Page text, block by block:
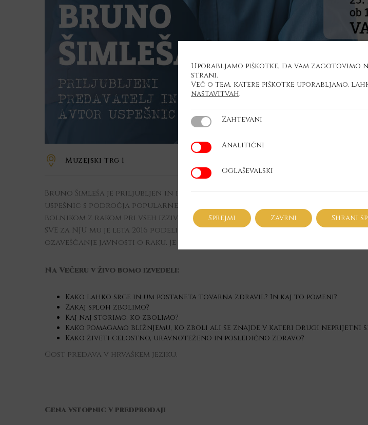
Muzejski trg 1
Bruno Šimleša je priljubljen in priznan sociolog ter avtor, ki podpisuje več
uspešnic s področja popularne psihologije in duhovnosti. Že več kot 15 let
bolnikom z rakom pri vseh izzivih, s katerimi se soočajo. Žensko združenje
SVE za NJU mu je leta 2016 podelilo nagrado VAM za pomoč onkološkim
ozaveščanje javnosti o raku. Je srčen in predan predavatelj o izjemnih
Na Večeru v živo bomo izvedeli:
Kako lahko srce in um postaneta tovarna zdravil? In kaj to pomeni?
Zakaj sploh zbolimo?
Kaj naj storimo, ko zbolimo?
Kako pomagamo bližnjemu, ko zboli ali se znajde v kateri drugi neprijetni
Kako živeti celostno, uravnoteženo in posledično zdravo?
Gost predava v hrvaškem jeziku.
Cena vstopnic v predprodaji
Uporabljamo piškotke, da vam zagotovimo
strani.
Več o tem, katere piškotke uporabljamo,
nastavitvah.
ZahtevaniZahtevani
AnalitičniAnalitični
OglaševalskiOglaševalski
Sprejmi Zavrni Shrani